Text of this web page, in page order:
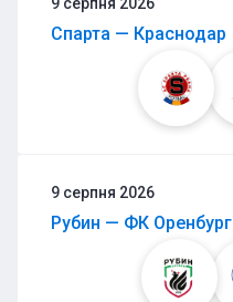
Спарта — Краснодар
9 серпня 2026
Рубин — ФК Оренбург